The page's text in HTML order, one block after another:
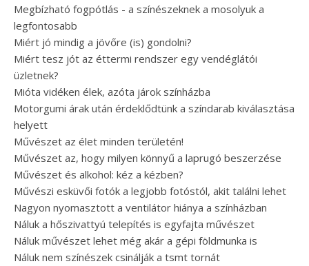
Megbízható fogpótlás - a színészeknek a mosolyuk a
legfontosabb
Miért jó mindig a jövőre (is) gondolni?
Miért tesz jót az éttermi rendszer egy vendéglátói
üzletnek?
Mióta vidéken élek, azóta járok színházba
Motorgumi árak után érdeklődtünk a színdarab kiválasztása
helyett
Művészet az élet minden területén!
Művészet az, hogy milyen könnyű a laprugó beszerzése
Művészet és alkohol: kéz a kézben?
Művészi esküvői fotók a legjobb fotóstól, akit találni lehet
Nagyon nyomasztott a ventilátor hiánya a színházban
Náluk a hőszivattyú telepítés is egyfajta művészet
Náluk művészet lehet még akár a gépi földmunka is
Náluk nem színészek csinálják a tsmt tornát